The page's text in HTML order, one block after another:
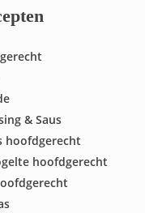
& Saus
hoofdgerecht
hoofdgerecht